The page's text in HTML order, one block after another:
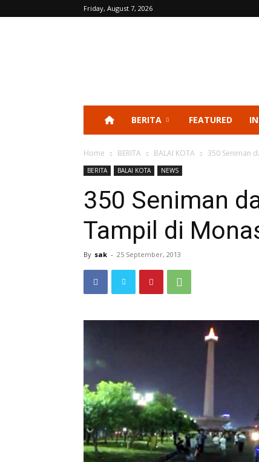
Friday, August 7, 2026
BERITA FEATURED
Home BERITA BALAI KOTA 350 Seniman
BERITA BALAI KOTA NEWS
350 Seniman
Tampil di
By sak - 25 September, 2013